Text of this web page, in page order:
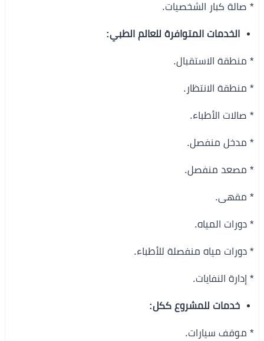
* صالة كبار الشخصيات.
الخدمات المتوافرة للعالم الطبي:
* منطقة الاستقبال.
* منطقة الانتظار.
* صالات الأطباء.
* مدخل منفصل.
* مصعد منفصل.
* مقهى.
* دورات المياه.
* دورات مياه منفصلة للأطباء.
* إدارة النفايات.
خدمات للمشروع ككل:
* موقف سيارات.